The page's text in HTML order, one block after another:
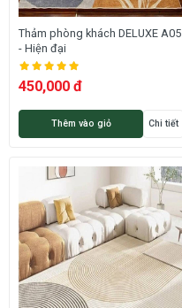
Thảm phòng khách DELUXE A05
- Hiện đại
450,000 đ
Thêm vào giỏ Chi tiết